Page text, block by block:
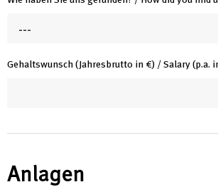
---
Gehaltswunsch (Jahresbrutto in €) / Salary (p.a.
Anlagen